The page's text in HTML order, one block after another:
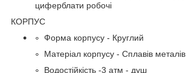
циферблати робочі
КОРПУС
Форма корпусу - Круглий
Матеріал корпусу - Сплавів металів
Водостійкість -3 атм - душ